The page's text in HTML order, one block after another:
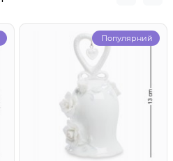
Популярний